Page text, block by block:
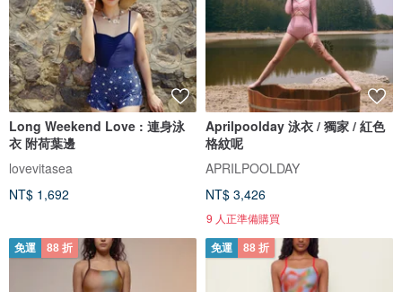
Long Weekend Love : 連身泳
衣 附荷葉邊
lovevitasea
NT$ 1,692
Aprilpoolday 泳衣 / 獨家 / 紅色
格紋呢
APRILPOOLDAY
NT$ 3,426
9 人正準備購買
免運 88 折 免運 88 折